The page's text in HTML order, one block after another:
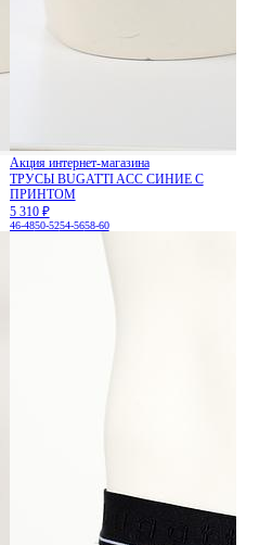
Акция интернет-магазина
ТРУСЫ BUGATTI ACC СИНИЕ С
ПРИНТОМ
5 310 ₽
46-4850-5254-5658-60